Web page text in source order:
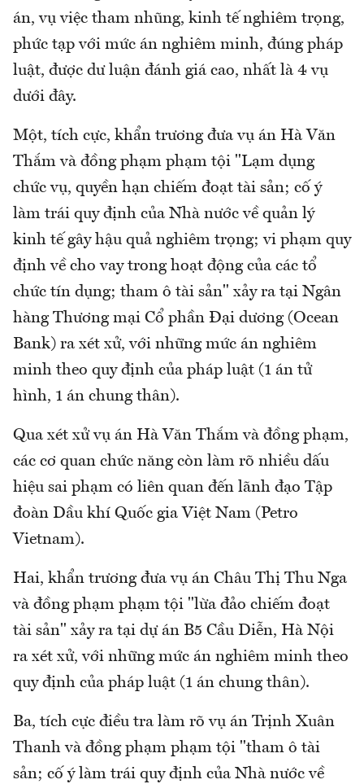
án, vụ việc tham nhũng, kinh tế nghiêm trọng,
phức tạp với mức án nghiêm minh, đúng pháp
luật, được dư luận đánh giá cao, nhất là 4 vụ
dưới đây.
Một, tích cực, khẩn trương đưa vụ án Hà Văn
Thắm và đồng phạm phạm tội "Lạm dụng
chức vụ, quyền hạn chiếm đoạt tài sản; cố ý
làm trái quy định của Nhà nước về quản lý
kinh tế gây hậu quả nghiêm trọng; vi phạm quy
định về cho vay trong hoạt động của các tổ
chức tín dụng; tham ô tài sản" xảy ra tại Ngân
hàng Thương mại Cổ phần Đại dương (Ocean
Bank) ra xét xử, với những mức án nghiêm
minh theo quy định của pháp luật (1 án tử
hình, 1 án chung thân).
Qua xét xử vụ án Hà Văn Thắm và đồng phạm,
các cơ quan chức năng còn làm rõ nhiều dấu
hiệu sai phạm có liên quan đến lãnh đạo Tập
đoàn Dầu khí Quốc gia Việt Nam (Petro
Vietnam).
Hai, khẩn trương đưa vụ án Châu Thị Thu Nga
và đồng phạm phạm tội "lừa đảo chiếm đoạt
tài sản" xảy ra tại dự án B5 Cầu Diễn, Hà Nội
ra xét xử, với những mức án nghiêm minh theo
quy định của pháp luật (1 án chung thân).
Ba, tích cực điều tra làm rõ vụ án Trịnh Xuân
Thanh và đồng phạm phạm tội "tham ô tài
sản; cố ý làm trái quy định của Nhà nước về